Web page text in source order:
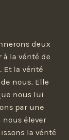
deux
la vérité de
Et la vérité
nous. Elle
nous lui
par une
nous élever
la vérité